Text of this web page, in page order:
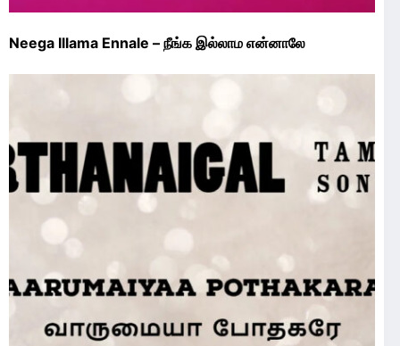
Neega Illama Ennale – நீங்க இல்லாம என்னாலே